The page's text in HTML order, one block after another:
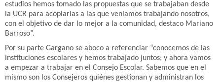
estudios hemos tomado las propuestas que se trabajaban desde
la UCR para acoplarlas a las que veníamos trabajando nosotros,
con el objetivo de dar lo mejor a la comunidad, destaco Mariano
Barroso”.
Por su parte Gargano se aboco a referenciar “conocemos de las
instituciones escolares y hemos trabajado juntos; y ahora vamos
a empezar a trabajar en el Consejo Escolar. Sabemos que en el
mismo son los Consejeros quiénes gestionan y administran los